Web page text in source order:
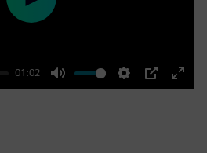
01:02
Mute Settings
PIP
Enter
Play